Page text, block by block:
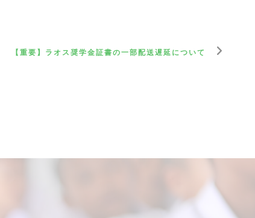
【重要】ラオス奨学金証書の一部配送遅延について